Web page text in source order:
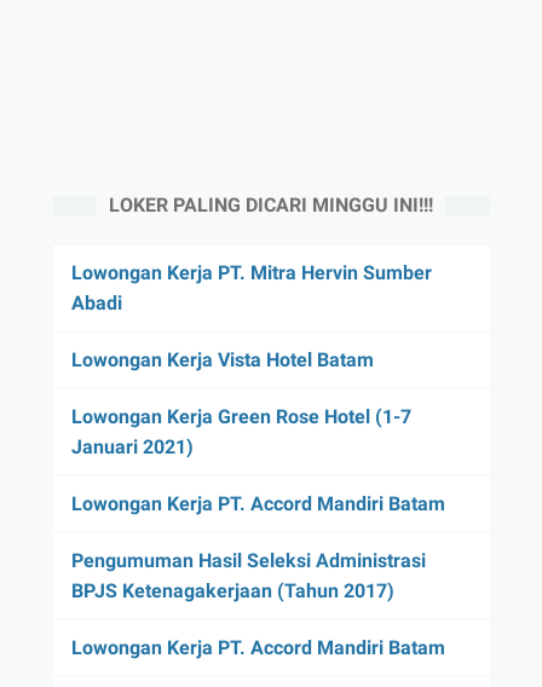
LOKER PALING DICARI MINGGU INI!!!
Lowongan Kerja PT. Mitra Hervin Sumber
Abadi
Lowongan Kerja Vista Hotel Batam
Lowongan Kerja Green Rose Hotel (1-7
Januari 2021)
Lowongan Kerja PT. Accord Mandiri Batam
Pengumuman Hasil Seleksi Administrasi
BPJS Ketenagakerjaan (Tahun 2017)
Lowongan Kerja PT. Accord Mandiri Batam